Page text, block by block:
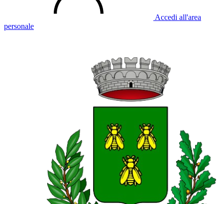
Accedi all'area
personale